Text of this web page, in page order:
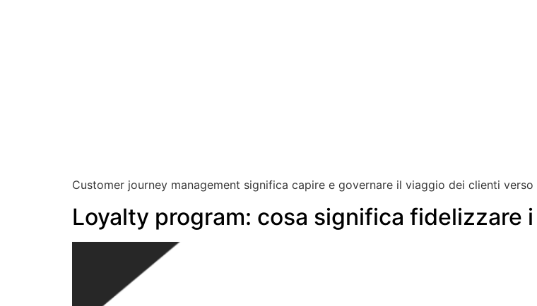
Customer journey management significa capire e governare il viaggio dei clienti
Loyalty program: cosa significa fidelizzare